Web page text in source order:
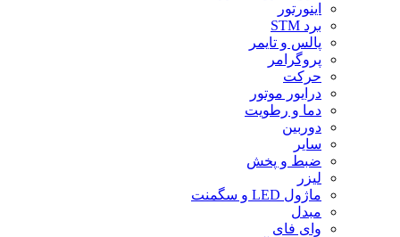
اینورتور
برد STM
پالس و تایمر
پروگرامر
حرکت
درایور موتور
دما و رطویت
دوربین
سایر
ضبط و پخش
لیزر
ماژول LED و سگمنت
مبدل
وای فای